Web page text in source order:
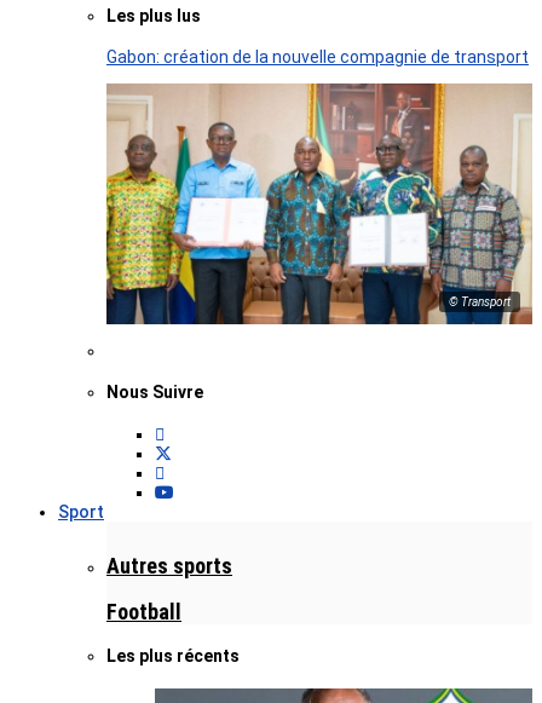
Les plus lus
Gabon: création de la nouvelle compagnie de transport
© Transport
Nous Suivre
Sport
Autres sports
Football
Les plus récents